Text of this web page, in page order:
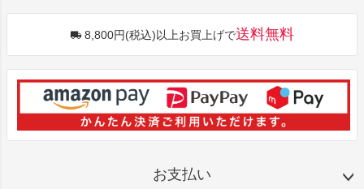
8,800円(税込)以上お買上げで送料無料
お支払い